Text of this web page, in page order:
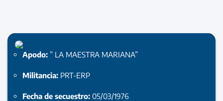
Apodo: ” LA MAESTRA MARIANA”
Militancia: PRT-ERP
Fecha de secuestro: 05/03/1976